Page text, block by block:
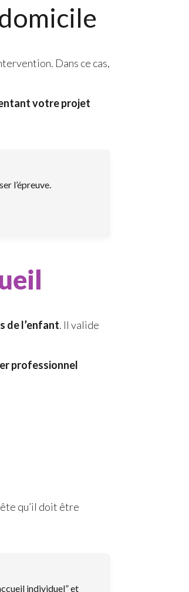
Dans ce cas,
votre projet
l’épreuve.
de l’enfant. Il valide
professionnel
qu’il doit être
individuel” et